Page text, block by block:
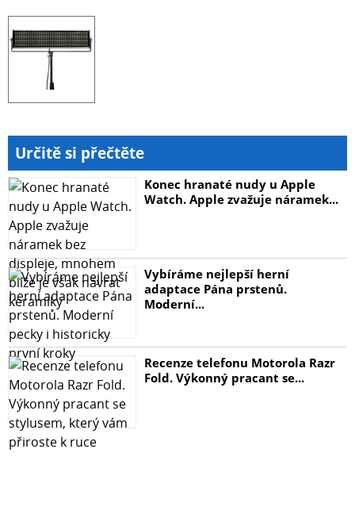
Určitě si přečtěte
Konec hranaté nudy u Apple
Watch. Apple zvažuje náramek...
Vybíráme nejlepší herní
adaptace Pána prstenů.
Moderní...
Recenze telefonu Motorola Razr
Fold. Výkonný pracant se...